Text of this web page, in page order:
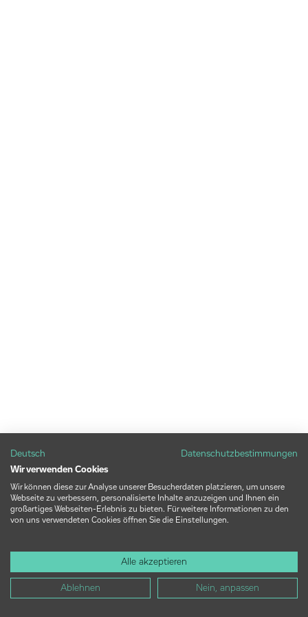
Deutsch
Datenschutzbestimmungen
Wir verwenden Cookies
Wir können diese zur Analyse unserer Besucherdaten platzieren, um unsere
Webseite zu verbessern, personalisierte Inhalte anzuzeigen und Ihnen ein
großartiges Webseiten-Erlebnis zu bieten. Für weitere Informationen zu den
von uns verwendeten Cookies öffnen Sie die Einstellungen.
Alle akzeptieren
Ablehnen Nein, anpassen